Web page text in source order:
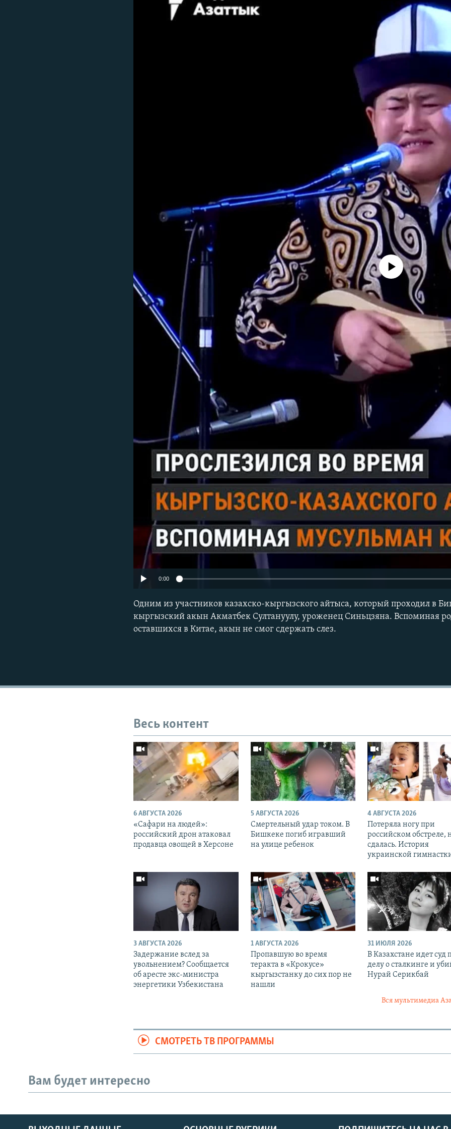
No media source currently
0:00
Одним из участников казахско-кыргызского айтыса, который проходил в
кыргызский акын Акматбек Султануулу, уроженец Синьцзяна. Вспоминая
оставшихся в Китае, акын не смог сдержать слез.
Весь контент
6 АВГУСТА 2026
«Cафари на людей»:
российский дрон атаковал
продавца овощей в Херсоне
5 АВГУСТА 2026
Смертельный удар током. В
Бишкеке погиб игравший
на улице ребенок
4 АВГУСТА 2026
Потеряла ногу при
российском обстреле,
сдалась. История
украинской
3 АВГУСТА 2026
Задержание вслед за
увольнением? Сообщается
об аресте экс-министра
энергетики Узбекистана
1 АВГУСТА 2026
Пропавшую во время
теракта в «Крокусе»
кыргызстанку до сих пор не
нашли
31 ИЮЛЯ 2026
В Казахстане идет суд
делу о сталкинге и
Нурай Серикбай
Вся мультимедиа
СМОТРЕТЬ ТВ ПРОГРАММЫ
Вам будет интересно